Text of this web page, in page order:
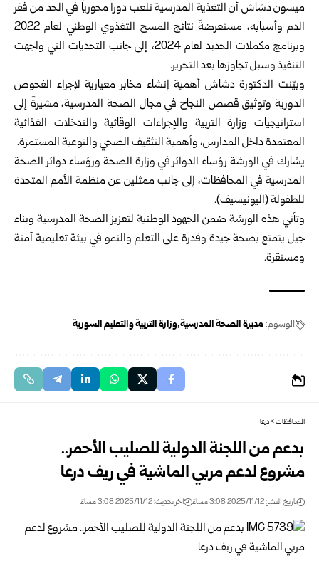
ميسون دشاش أن التغذية المدرسية تلعب دوراً محورياً في الحد من فقر
الدم وأسبابه، مستعرضةً نتائج المسح التغذوي الوطني لعام 2022
وبرنامج مكملات الحديد لعام 2024، إلى جانب التحديات التي واجهت
التنفيذ وسبل تجاوزها بعد التحرير.
وبيّنت الدكتورة دشاش أهمية إنشاء مخابر معيارية لإجراء الفحوص
الدورية وتوثيق قصص النجاح في مجال الصحة المدرسية، مشيرةً إلى
استراتيجيات وزارة التربية والإجراءات الوقائية والتدخلات الغذائية
المعتمدة داخل المدارس، وأهمية التثقيف الصحي والتوعية المستمرة.
يشارك في الورشة رؤساء الدوائر في وزارة الصحة ورؤساء دوائر الصحة
المدرسية في المحافظات، إلى جانب ممثلين عن منظمة الأمم المتحدة
للطفولة (اليونيسيف).
وتأتي هذه الورشة ضمن الجهود الوطنية لتعزيز الصحة المدرسية وبناء
جيل يتمتع بصحة جيدة وقدرة على التعلم والنمو في بيئة تعليمية آمنة
ومستقرة.
الوسوم: مديرة الصحة المدرسية وزارة التربية والتعليم السورية
المحافظات>درعا
بدعم من اللجنة الدولية للصليب الأحمر..
مشروع لدعم مربي الماشية في ريف درعا
تاريخ النشر: 2025/11/12 3:08 مساءً اخر تحديث: 2025/11/12 3:08 مساءً